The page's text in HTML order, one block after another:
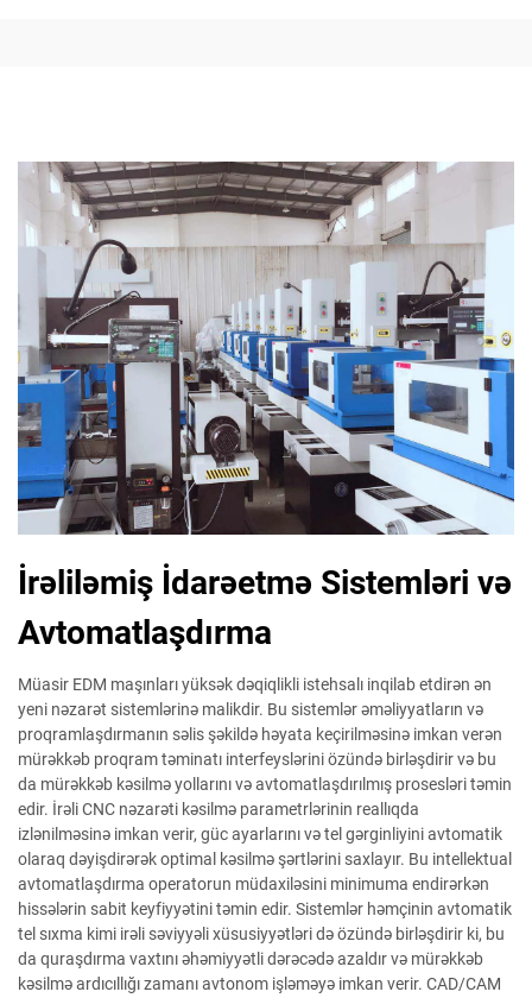
İrəliləmiş İdarəetmə Sistemləri və
Avtomatlaşdırma
Müasir EDM maşınları yüksək dəqiqlikli istehsalı inqilab etdirən ən
yeni nəzarət sistemlərinə malikdir. Bu sistemlər əməliyyatların və
proqramlaşdırmanın səlis şəkildə həyata keçirilməsinə imkan verən
mürəkkəb proqram təminatı interfeyslərini özündə birləşdirir və bu
da mürəkkəb kəsilmə yollarını və avtomatlaşdırılmış prosesləri təmin
edir. İrəli CNC nəzarəti kəsilmə parametrlərinin reallıqda
izlənilməsinə imkan verir, güc ayarlarını və tel gərginliyini avtomatik
olaraq dəyişdirərək optimal kəsilmə şərtlərini saxlayır. Bu intellektual
avtomatlaşdırma operatorun müdaxiləsini minimuma endirərkən
hissələrin sabit keyfiyyətini təmin edir. Sistemlər həmçinin avtomatik
tel sıxma kimi irəli səviyyəli xüsusiyyətləri də özündə birləşdirir ki, bu
da quraşdırma vaxtını əhəmiyyətli dərəcədə azaldır və mürəkkəb
kəsilmə ardıcıllığı zamanı avtonom işləməyə imkan verir. CAD/CAM